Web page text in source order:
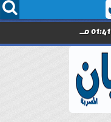
01:41 مـ